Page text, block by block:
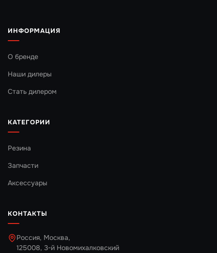
ИНФОРМАЦИЯ
О бренде
Наши дилеры
Стать дилером
КАТЕГОРИИ
Резина
Запчасти
Аксессуары
КОНТАКТЫ
Россия, Москва,
125008, 3-й Новомихалковский